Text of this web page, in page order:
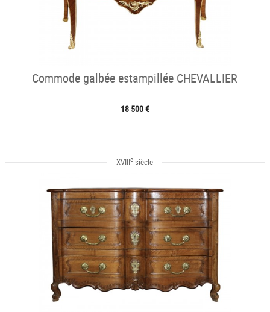
Commode galbée estampillée CHEVALLIER
18 500 €
XVIIIe siècle